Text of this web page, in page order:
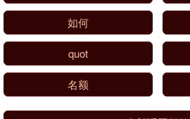
如何
quot
名额